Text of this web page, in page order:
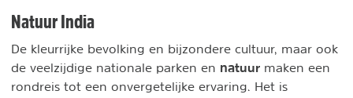
Natuur India
De kleurrijke bevolking en bijzondere cultuur, maar ook
de veelzijdige nationale parken en natuur maken een
rondreis tot een onvergetelijke ervaring. Het is